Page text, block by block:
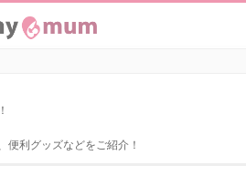
便利グッズなどをご紹介！